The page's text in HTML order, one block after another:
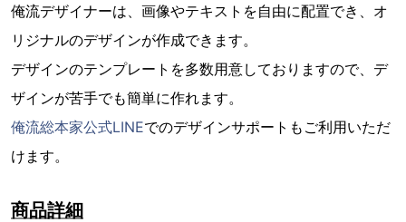
俺流デザイナーは、画像やテキストを自由に配置でき、オ
リジナルのデザインが作成できます。
デザインのテンプレートを多数用意しておりますので、デ
ザインが苦手でも簡単に作れます。
俺流総本家公式LINEでのデザインサポートもご利用いただ
けます。
商品詳細